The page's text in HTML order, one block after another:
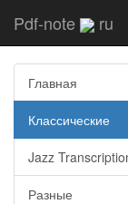
Pdf-note ru
Главная
Классические
Jazz
Разные